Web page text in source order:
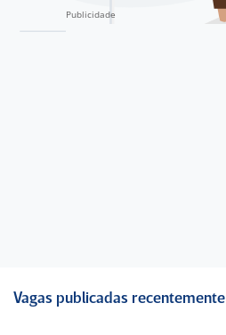
Vagas publicadas recentemente